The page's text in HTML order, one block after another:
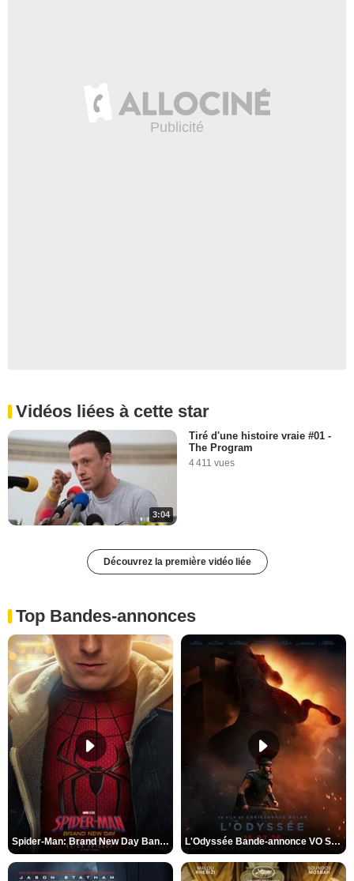
Vidéos liées à cette star
3:04
Tiré d'une histoire vraie #01 -
The Program
4 411 vues
Découvrez la première vidéo liée
Top Bandes-annonces
Spider-Man: Brand New Day Bande-annonce VO STFR L'Odyssée Bande-annonce VO STFR